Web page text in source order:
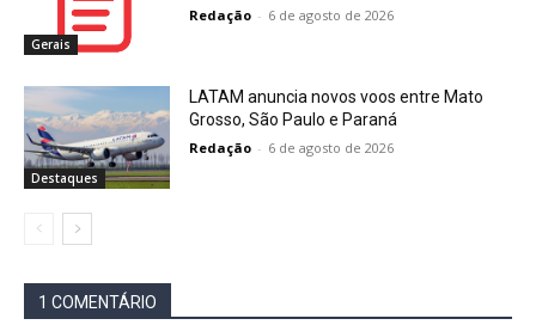
Gerais
Redação - 6 de agosto de 2026
Destaques
LATAM anuncia novos voos entre Mato
Grosso, São Paulo e Paraná
Redação - 6 de agosto de 2026
1 COMENTÁRIO